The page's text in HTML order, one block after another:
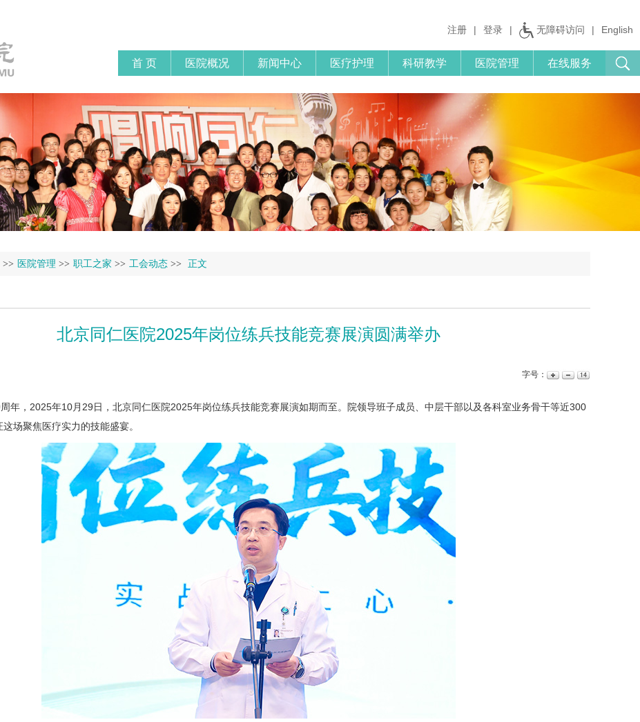
注册 | 登录 | 无障碍访问 | English
首 页 医院概况 新闻中心 医疗护理 科研教学 医院管理 在线服务
>> 医院管理 >> 职工之家 >> 工会动态 >> 正文
北京同仁医院2025年岗位练兵技能竞赛展演圆满举办
字号：
，2025年10月29日，北京同仁医院2025年岗位练兵技能竞赛展演如期而至。院领导班子成员、中层干部以及各科室业务骨干等近300
场聚焦医疗实力的技能盛宴。